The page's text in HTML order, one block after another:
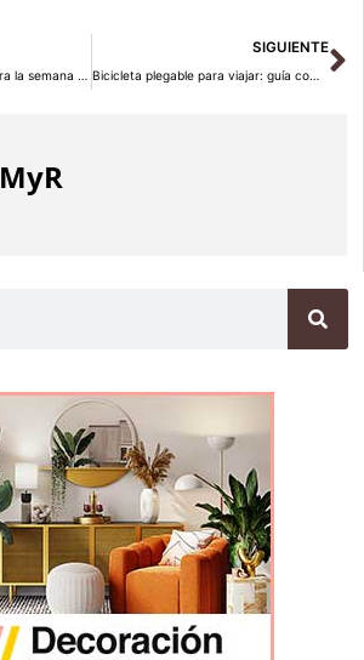
Moda en Madrid: guía para la semana de la moda 2026
SIGUIENTE
Bicicleta plegable para viajar: guía completa 2026
MyR